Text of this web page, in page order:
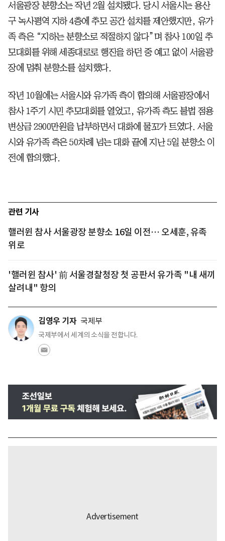
서울광장 분향소는 작년 2월 설치됐다. 당시 서울시는 용산
구 녹사평역 지하 4층에 추모 공간 설치를 제안했지만, 유가
족 측은 “지하는 분향소로 적절하지 않다”며 참사 100일 추
모대회를 위해 세종대로로 행진을 하던 중 예고 없이 서울광
장에 멈춰 분향소를 설치했다.
작년 10월에는 서울시와 유가족 측이 합의해 서울광장에서
참사 1주기 시민 추모대회를 열었고, 유가족 측도 불법 점용
변상금 2900만원을 납부하면서 대화에 물꼬가 트였다. 서울
시와 유가족 측은 50차례 넘는 대화 끝에 지난 5일 분향소 이
전에 합의했다.
관련 기사
핼러윈 참사 서울광장 분향소 16일 이전… 오세훈, 유족
위로
'핼러윈 참사' 前 서울경찰청장 첫 공판서 유가족 "내 새끼
살려내" 항의
김영우 기자 국제부
국제부에서 세계의 소식을 전합니다.